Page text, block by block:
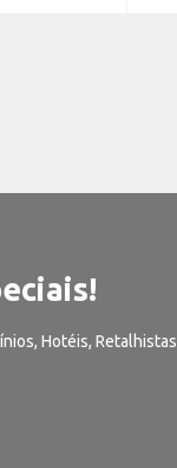
Hotéis, Retalhistas